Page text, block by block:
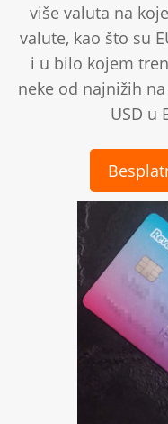
više valuta na
valute, kao što su
i u bilo kojem
neke od najnižih
USD u